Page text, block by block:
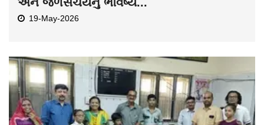
અને જળસંચયનું ભવિષ્ય...
19-May-2026